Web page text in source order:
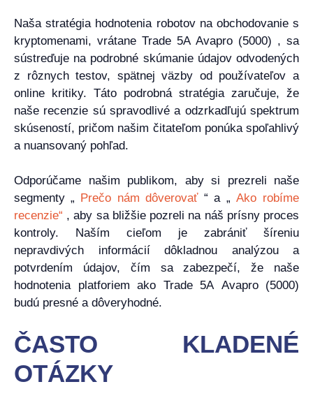
Naša stratégia hodnotenia robotov na obchodovanie s
kryptomenami, vrátane Trade 5A Avapro (5000) , sa
sústreďuje na podrobné skúmanie údajov odvodených
z rôznych testov, spätnej väzby od používateľov a
online kritiky. Táto podrobná stratégia zaručuje, že
naše recenzie sú spravodlivé a odzrkadľujú spektrum
skúseností, pričom našim čitateľom ponúka spoľahlivý
a nuansovaný pohľad.
Odporúčame našim publikom, aby si prezreli naše
segmenty „
Prečo nám dôverovať“ a „ Ako robíme
recenzie“ , aby sa bližšie pozreli na náš prísny proces
kontroly. Naším cieľom je zabrániť šíreniu
nepravdivých informácií dôkladnou analýzou a
potvrdením údajov, čím sa zabezpečí, že naše
hodnotenia platforiem ako Trade 5A Avapro (5000)
budú presné a dôveryhodné.
ČASTO KLADENÉ
OTÁZKY